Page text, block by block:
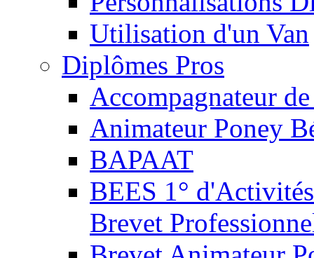
Utilisation d'un Van
Diplômes Pros
Accompagnateur
Animateur Poney
BAPAAT
BEES 1°
Brevet